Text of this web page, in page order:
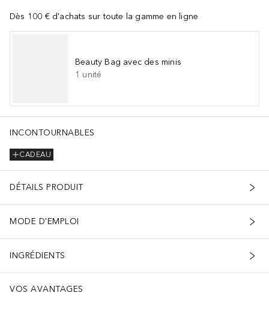
Dès 100 € d'achats sur toute la gamme en ligne
Beauty Bag avec des minis
1 unité
INCONTOURNABLES
CADEAU
DÉTAILS PRODUIT
MODE D'EMPLOI
INGRÉDIENTS
VOS AVANTAGES